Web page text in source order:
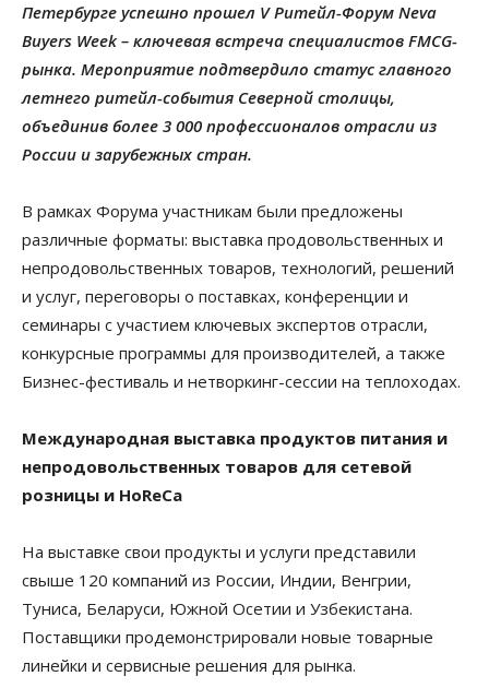
Петербурге успешно прошел V Ритейл-Форум Neva
Buyers Week – ключевая встреча специалистов FMCG-
рынка. Мероприятие подтвердило статус главного
летнего ритейл-события Северной столицы,
объединив более 3 000 профессионалов отрасли из
России и зарубежных стран.
В рамках Форума участникам были предложены
различные форматы: выставка продовольственных и
непродовольственных товаров, технологий, решений
и услуг, переговоры о поставках, конференции и
семинары с участием ключевых экспертов отрасли,
конкурсные программы для производителей, а также
Бизнес-фестиваль и нетворкинг-сессии на теплоходах.
Международная выставка продуктов питания и
непродовольственных товаров для сетевой
розницы и HoReCa
На выставке свои продукты и услуги представили
свыше 120 компаний из России, Индии, Венгрии,
Туниса, Беларуси, Южной Осетии и Узбекистана.
Поставщики продемонстрировали новые товарные
линейки и сервисные решения для рынка.